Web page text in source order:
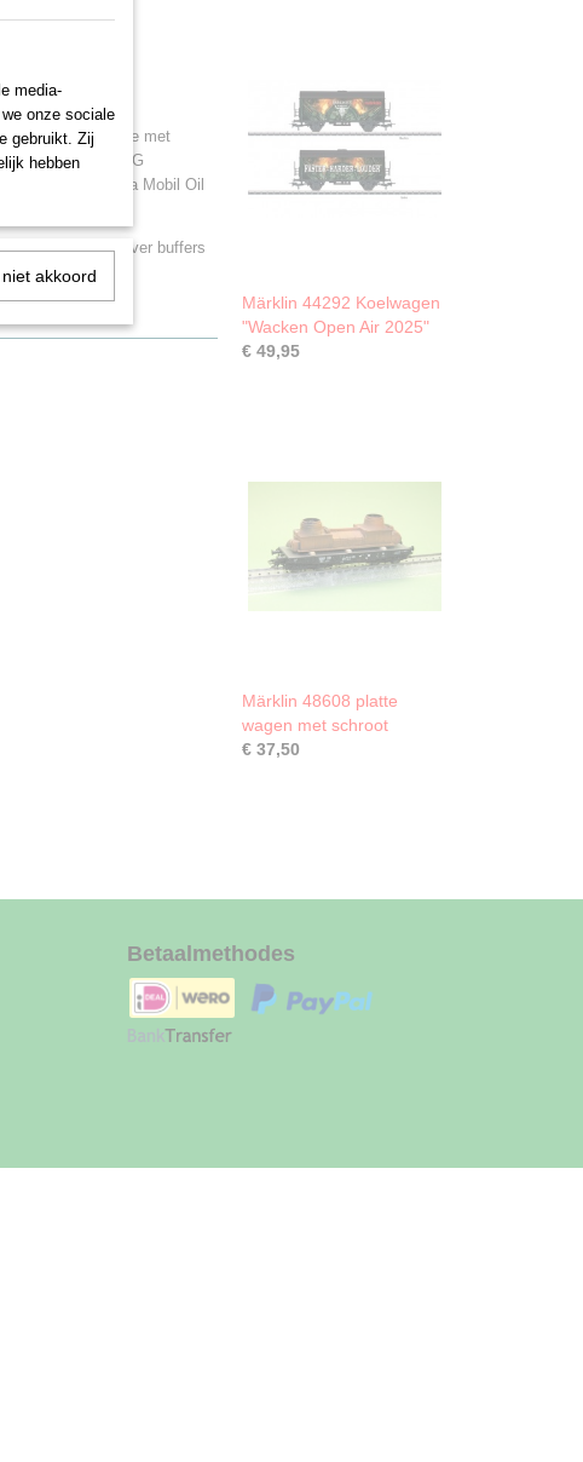
(DB). Ouder type met
wagen van de VTG
minerale oliefirma Mobil Oil
Lengte over buffers
Märklin 44292 Koelwagen
"Wacken Open Air 2025"
€ 49,95
Märklin 48608 platte
wagen met schroot
€ 37,50
Betaalmethodes
media-
onze sociale
gebruikt. Zij
hebben
akkoord